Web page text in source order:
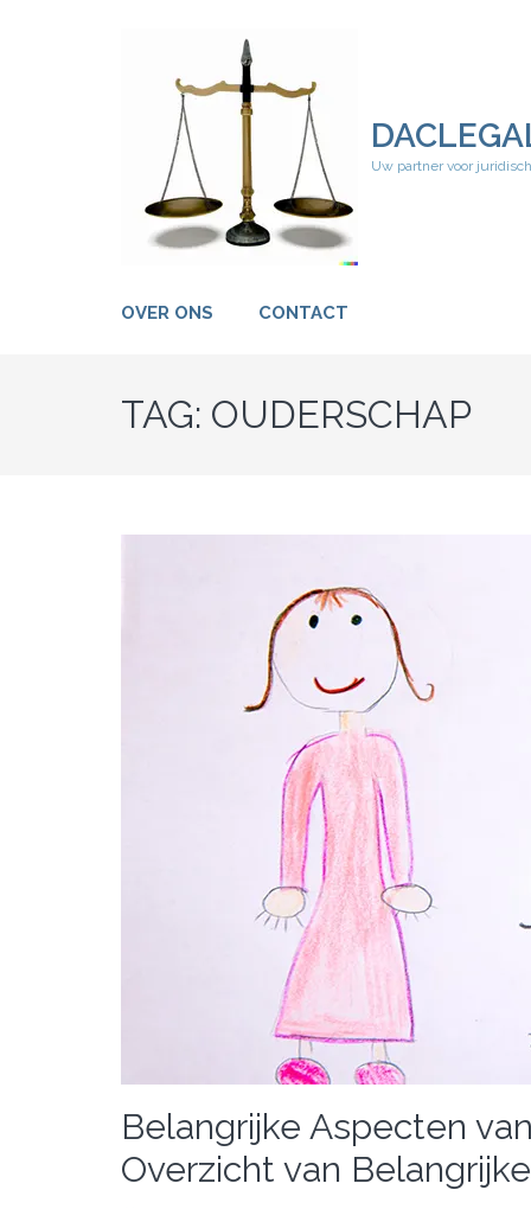
Uw partner voor
OVER ONS CONTACT
TAG: OUDERSCHAP
Belangrijke Aspecten
Overzicht van